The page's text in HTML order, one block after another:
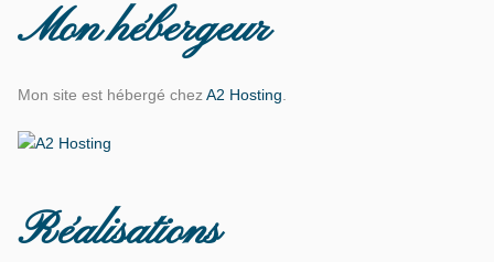
Mon hébergeur
Mon site est hébergé chez A2 Hosting
Réalisations